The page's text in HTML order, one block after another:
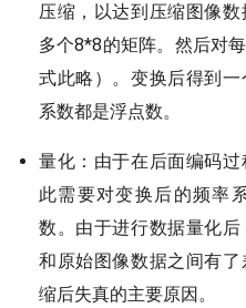
压缩，以达到压缩图像
多个8*8的矩阵。然后对
式此略）。变换后得到
系数都是浮点数。
量化：由于在后面编码
此需要对变换后的频率
数。由于进行数据量化后
和原始图像数据之间有
缩后失真的主要原因。